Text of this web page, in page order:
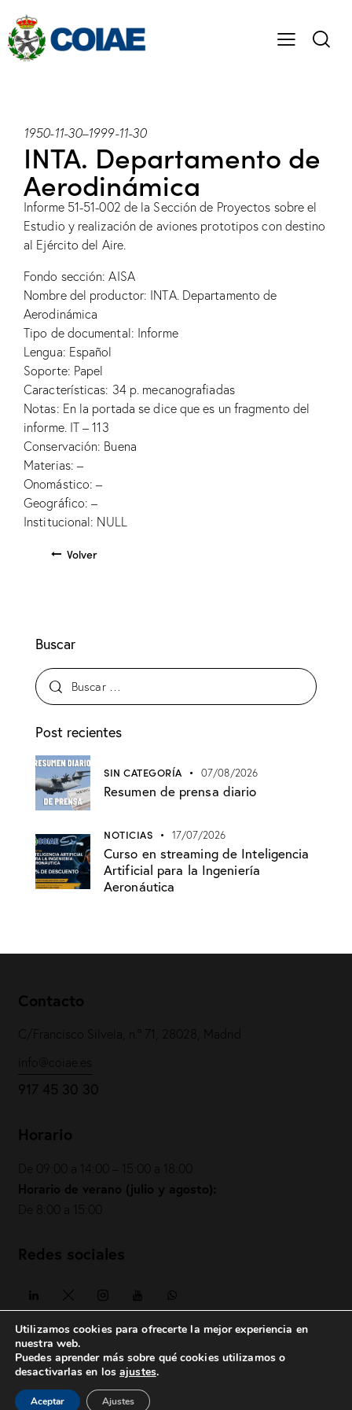
1950-11-30–1999-11-30
INTA. Departamento de
Aerodinámica
Informe 51-51-002 de la Sección de Proyectos sobre el
Estudio y realización de aviones prototipos con destino
al Ejército del Aire.
Fondo sección: AISA
Nombre del productor: INTA. Departamento de
Aerodinámica
Tipo de documental: Informe
Lengua: Español
Soporte: Papel
Características: 34 p. mecanografiadas
Notas: En la portada se dice que es un fragmento del
informe. IT – 113
Conservación: Buena
Materias: –
Onomástico: –
Geográfico: –
Institucional: NULL
Volver
Buscar
Post recientes
SIN CATEGORÍA 07/08/2026
Resumen de prensa diario
NOTICIAS 17/07/2026
Curso en streaming de Inteligencia
Artificial para la Ingeniería
Aeronáutica
Contacto
C/Francisco Silvela, n.º 71, 28028, Madrid
info@coiae.es
917 45 30 30
Horario
De 09:00 a 14:00 – 15:00 a 18:00
Horario de verano (julio y agosto):
De 8:00 a 15:00
Redes sociales
COIAE© 2026. Todos los derechos reservados
Política de privacidad|Política de cookies
Utilizamos cookies para ofrecerte la mejor experiencia en
nuestra web.
Puedes aprender más sobre qué cookies utilizamos o
desactivarlas en losajustes.
Aceptar Ajustes